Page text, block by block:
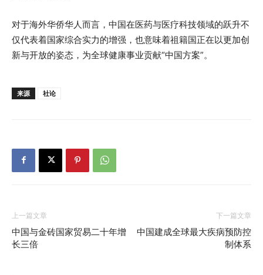
对于海外华侨华人而言，中国在医药与医疗科技领域的跃升不
仅代表着国家综合实力的增强，也意味着祖籍国正在以更加创
新与开放的姿态，为全球健康事业贡献“中国方案”。
来源 社论
上一篇文章
中国与金砖国家贸易二十年增
长三倍
下一篇文章
中国建成全球最大疾病预防控
制体系